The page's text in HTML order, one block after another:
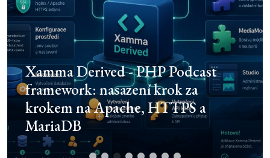
Fokální dystonie podle Diona
Tuckera: nejste sami a stará cesta se
nemusí opravovat silou